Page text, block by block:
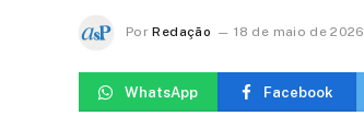
Por Redação 18 de maio de 2026
WhatsApp Facebook